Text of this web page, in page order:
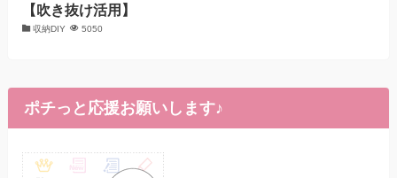
【吹き抜け活用】
収納DIY 5050
ポチっと応援お願いします♪